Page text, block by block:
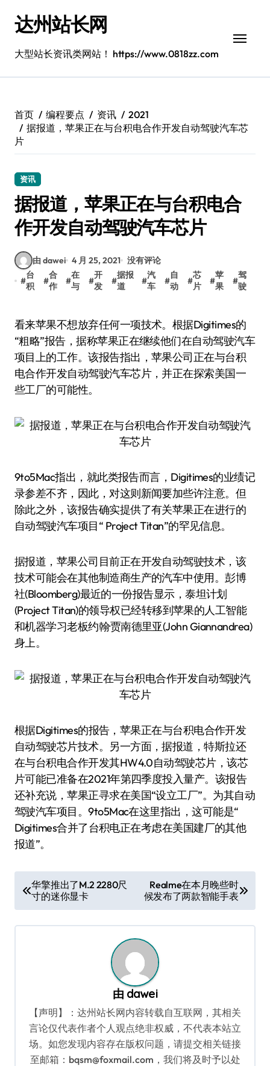
达州站长网
大型站长资讯类网站！ https://www.0818zz.com
首页 编程要点 资讯
2021
据报道，苹果正在与台积电合作开发自动驾驶汽车芯
片
资讯
据报道，苹果正在与台积电合
作开发自动驾驶汽车芯片
由 dawei 4 月 25, 2021 没有评论
#
台
积
#
合
作
#
在
与
#
开
发
#
据报
道
#
汽
车
#
自
动
#
芯
片
#
苹
果
#
驾
驶
看来苹果不想放弃任何一项技术。根据Digitimes的
“粗略”报告，据称苹果正在继续他们在自动驾驶汽车
项目上的工作。该报告指出，苹果公司正在与台积
电合作开发自动驾驶汽车芯片，并正在探索美国一
些工厂的可能性。
9to5Mac指出，就此类报告而言，Digitimes的业绩记
录参差不齐，因此，对这则新闻要加些许注意。但
除此之外，该报告确实提供了有关苹果正在进行的
自动驾驶汽车项目“ Project Titan”的罕见信息。
据报道，苹果公司目前正在开发自动驾驶技术，该
技术可能会在其他制造商生产的汽车中使用。彭博
社(Bloomberg)最近的一份报告显示，泰坦计划
(Project Titan)的领导权已经转移到苹果的人工智能
和机器学习老板约翰·贾南德里亚(John Giannandrea)
身上。
根据Digitimes的报告，苹果正在与台积电合作开发
自动驾驶芯片技术。另一方面，据报道，特斯拉还
在与台积电合作开发其HW4.0自动驾驶芯片，该芯
片可能已准备在2021年第四季度投入量产。该报告
还补充说，苹果正寻求在美国“设立工厂”。为其自动
驾驶汽车项目。9to5Mac在这里指出，这可能是“
Digitimes合并了台积电正在考虑在美国建厂的其他
报道”。
章
导
华擎推出了M.2 2280尺
寸的迷你显卡
Realme在本月晚些时
候发布了两款智能手表
由 dawei
【声明】：达州站长网内容转载自互联网，其相关
言论仅代表作者个人观点绝非权威，不代表本站立
场。如您发现内容存在版权问题，请提交相关链接
至邮箱：bqsm@foxmail.com，我们将及时予以处